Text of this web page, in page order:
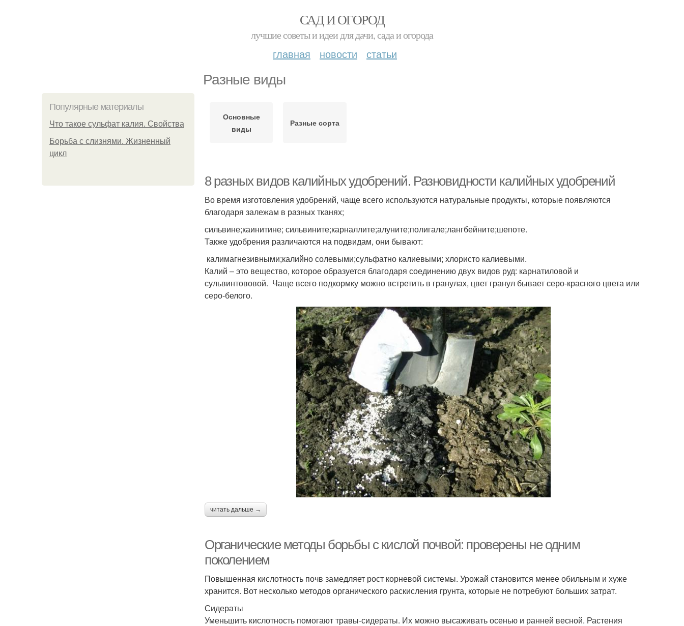
САД И ОГОРОД
лучшие советы и идеи для дачи, сада и огорода
главная новости статьи
Разные виды
Популярные материалы
Что такое сульфат калия. Свойства
Борьба с слизнями. Жизненный
цикл
Основные
виды
Разные сорта
8 разных видов калийных удобрений. Разновидности калийных удобрений
Во время изготовления удобрений, чаще всего используются натуральные продукты, которые появляются
благодаря залежам в разных тканях;
сильвине;каинитине; сильвините;карналлите;алуните;полигале;лангбейните;шепоте.
Также удобрения различаются на подвидам, они бывают:
калимагнезивными;калийно солевыми;сульфатно калиевыми; хлористо калиевыми.
Калий – это вещество, которое образуется благодаря соединению двух видов руд: карнатиловой и
сульвинтововой. Чаще всего подкормку можно встретить в гранулах, цвет гранул бывает серо-красного цвета или
серо-белого.
читать дальше →
Органические методы борьбы с кислой почвой: проверены не одним
поколением
Повышенная кислотность почв замедляет рост корневой системы. Урожай становится менее обильным и хуже
хранится. Вот несколько методов органического раскисления грунта, которые не потребуют больших затрат.
Сидераты
Уменьшить кислотность помогают травы-сидераты. Их можно высаживать осенью и ранней весной. Растения